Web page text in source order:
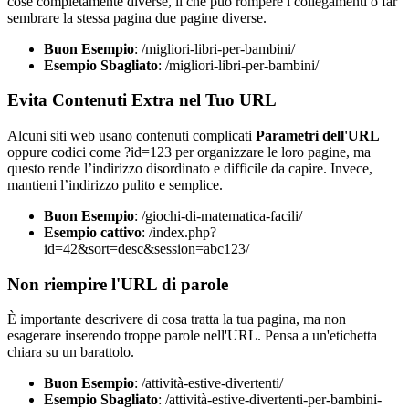
sembrare la stessa pagina due pagine diverse.
Buon Esempio: /migliori-libri-per-bambini/
Esempio Sbagliato: /migliori-libri-per-bambini/
Evita Contenuti Extra nel Tuo URL
Alcuni siti web usano contenuti complicati Parametri dell'URL
oppure codici come ?id=123 per organizzare le loro pagine, ma
questo rende l’indirizzo disordinato e difficile da capire. Invece,
mantieni l’indirizzo pulito e semplice.
Buon Esempio: /giochi-di-matematica-facili/
Esempio cattivo: /index.php?
id=42&sort=desc&session=abc123/
Non riempire l'URL di parole
È importante descrivere di cosa tratta la tua pagina, ma non
esagerare inserendo troppe parole nell'URL. Pensa a un'etichetta
chiara su un barattolo.
Buon Esempio: /attività-estive-divertenti/
Esempio Sbagliato: /attività-estive-divertenti-per-bambini-